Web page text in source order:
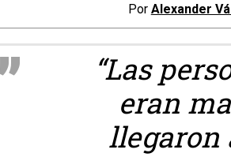
Por Alexander
“Las
eran
llegaron